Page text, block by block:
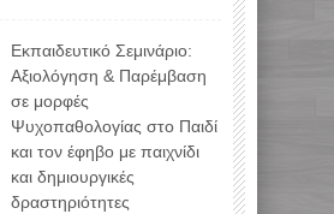
Εκπαιδευτικό Σεμινάριο:
Αξιολόγηση & Παρέμβαση
σε μορφές
Ψυχοπαθολογίας στο Παιδί
και τον έφηβο με παιχνίδι
και δημιουργικές
δραστηριότητες